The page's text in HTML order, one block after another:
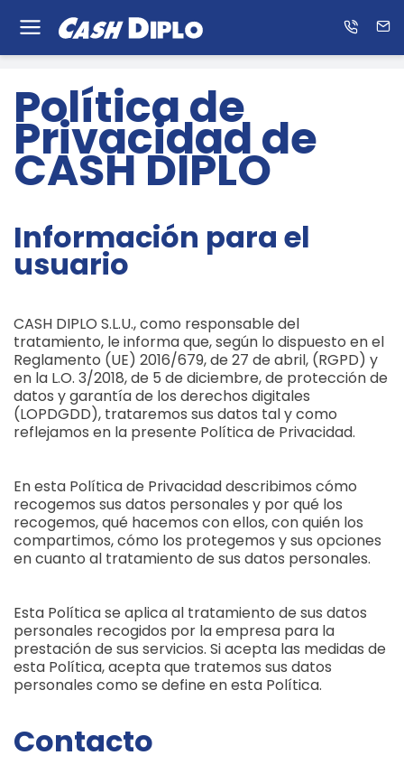
Know
us
Política de
Privacidad de
CASH DIPLO
Información para el
usuario
CASH DIPLO S.L.U., como responsable del
tratamiento, le informa que, según lo dispuesto en el
Reglamento (UE) 2016/679, de 27 de abril, (RGPD) y
en la L.O. 3/2018, de 5 de diciembre, de protección de
datos y garantía de los derechos digitales
(LOPDGDD), trataremos sus datos tal y como
reflejamos en la presente Política de Privacidad.
En esta Política de Privacidad describimos cómo
recogemos sus datos personales y por qué los
recogemos, qué hacemos con ellos, con quién los
compartimos, cómo los protegemos y sus opciones
en cuanto al tratamiento de sus datos personales.
Esta Política se aplica al tratamiento de sus datos
personales recogidos por la empresa para la
prestación de sus servicios. Si acepta las medidas de
esta Política, acepta que tratemos sus datos
personales como se define en esta Política.
Contacto